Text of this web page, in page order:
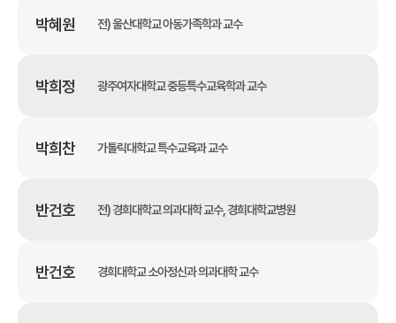
박혜원 전) 울산대학교 아동가족학과 교수
박희정 광주여자대학교 중등특수교육학과 교수
박희찬 가톨릭대학교 특수교육과 교수
반건호 전) 경희대학교 의과대학 교수, 경희대학교병원
반건호 경희대학교 소아정신과 의과대학 교수